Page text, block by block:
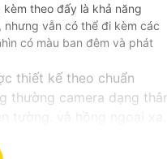
theo đấy là khả năng
vẫn có thể đi kèm các
có màu ban đêm và phát
thiết kế theo chuẩn
thường camera dạng
tường. và hồng ngoại xa.
camera wifi thiêt kế